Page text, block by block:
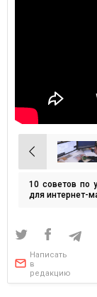
Навигация
по
записям
10 советов по
для интернет-
Написать
в
редакцию